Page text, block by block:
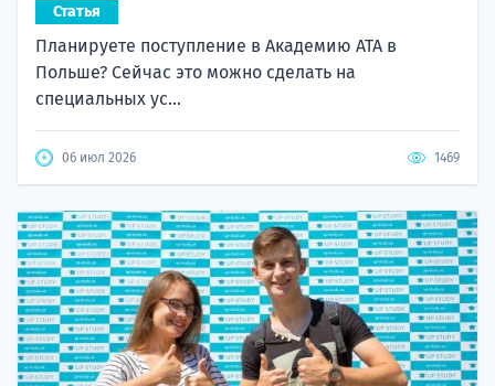
Статья
Планируете поступление в Академию ATA в
Польше? Сейчас это можно сделать на
специальных ус...
06 июл 2026 1469